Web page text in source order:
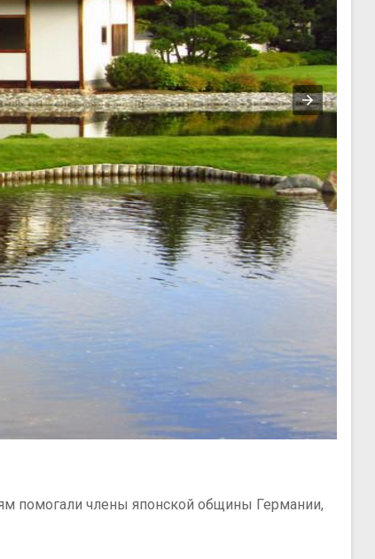
помогали члены японской общины Германии,